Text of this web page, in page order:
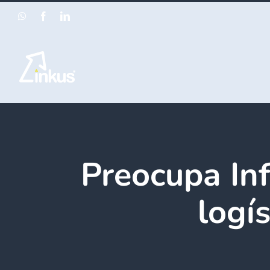
WhatsAppFacebookLinkedIn
Preocupa